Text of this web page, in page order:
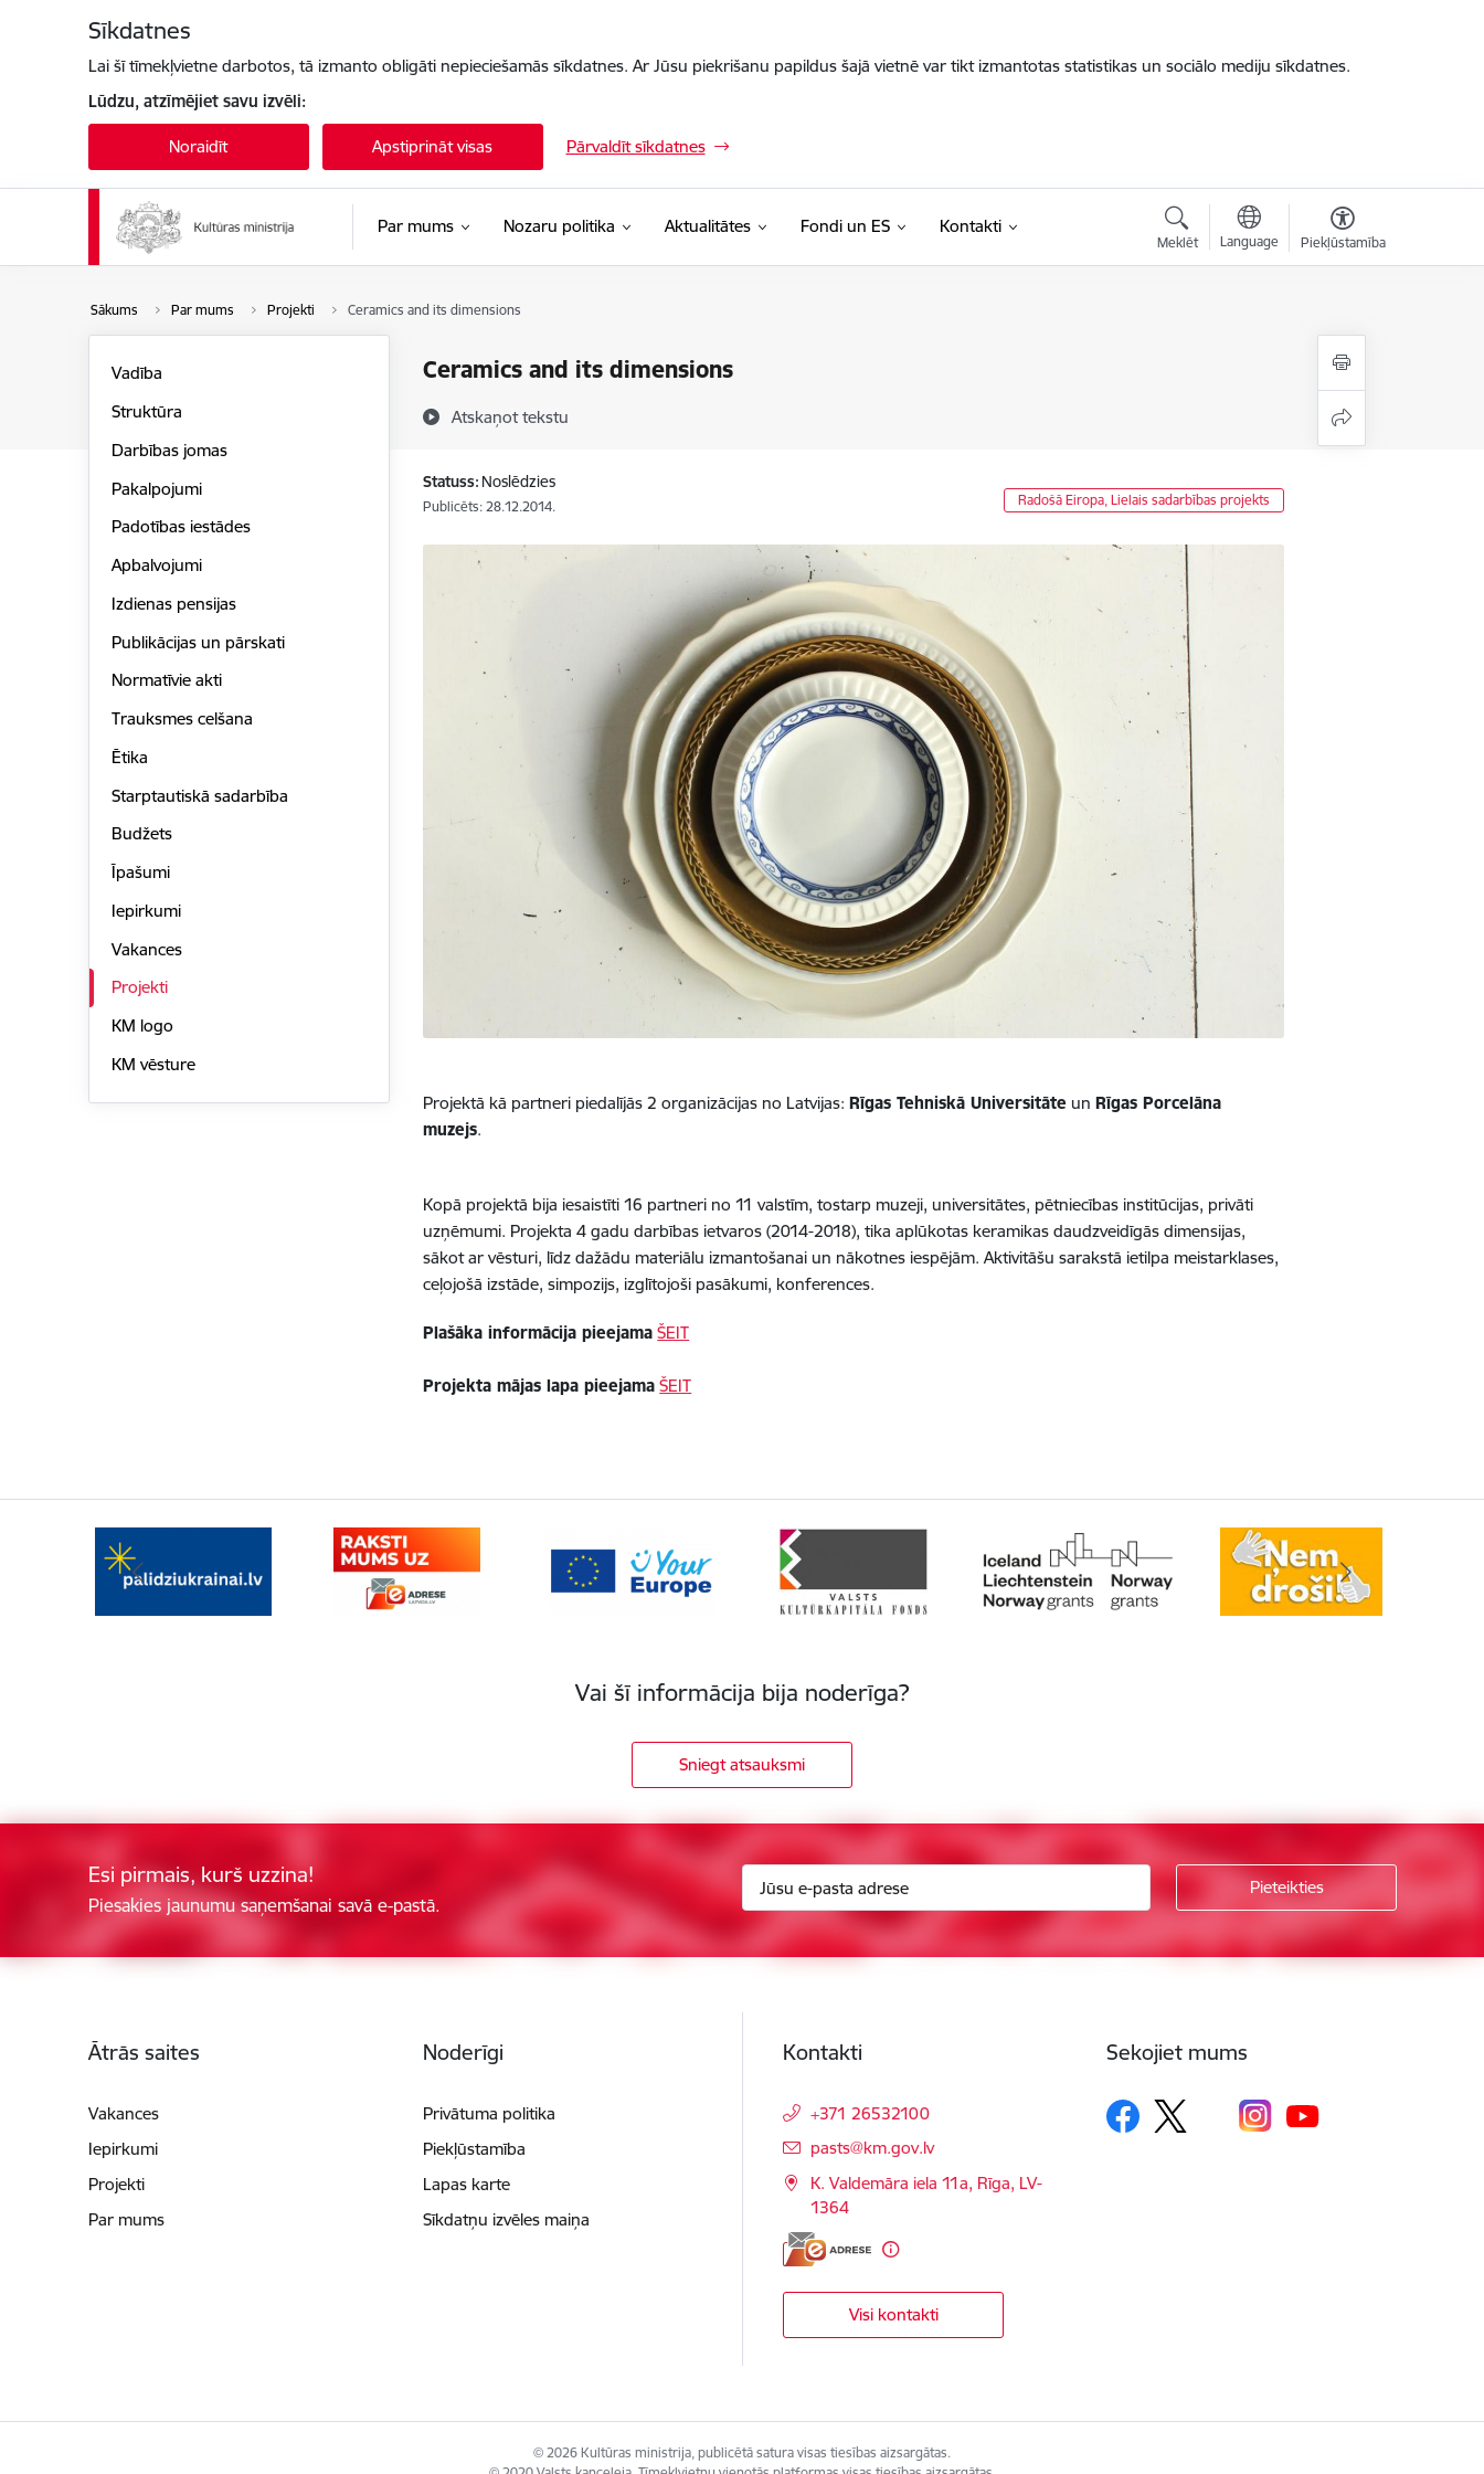
Sīkdatnes
Lai šī tīmekļvietne darbotos, tā izmanto obligāti nepieciešamās sīkdatnes. Ar Jūsu piekrišanu papildus šajā vietnē var tikt izmantotas statistikas un sociālo mediju sīkdatnes.
Lūdzu, atzīmējiet savu izvēli:
Noraidīt Apstiprināt visas Pārvaldīt sīkdatnes
Par mums Nozaru politika Aktualitātes Fondi un ES Kontakti
Meklēt Language Piekļūstamība
Sākums Par mums Projekti Ceramics and its dimensions
Ceramics and its dimensions
Atskaņot tekstu
Vadība
Struktūra
Darbības jomas
Pakalpojumi
Padotības iestādes
Apbalvojumi
Izdienas pensijas
Publikācijas un pārskati
Normatīvie akti
Trauksmes celšana
Ētika
Starptautiskā sadarbība
Budžets
Īpašumi
Iepirkumi
Vakances
Projekti
KM logo
KM vēsture
Statuss: Noslēdzies
Publicēts: 28.12.2014. Radošā Eiropa, Lielais sadarbības projekts
Projektā kā partneri piedalījās 2 organizācijas no Latvijas:Rīgas Tehniskā Universitāte unRīgas Porcelāna
muzejs.
Kopā projektā bija iesaistīti 16 partneri no 11 valstīm, tostarp muzeji, universitātes, pētniecības institūcijas, privāti
uzņēmumi. Projekta 4 gadu darbības ietvaros (2014-2018), tika aplūkotas keramikas daudzveidīgās dimensijas,
sākot ar vēsturi, līdz dažādu materiālu izmantošanai un nākotnes iespējām. Aktivitāšu sarakstā ietilpa meistarklases,
ceļojošā izstāde, simpozijs, izglītojoši pasākumi, konferences.
Plašāka informācija pieejama ŠEIT
Projekta mājas lapa pieejama ŠEIT
Vai šī informācija bija noderīga?
Sniegt atsauksmi
Esi pirmais, kurš uzzina!
Piesakies jaunumu saņemšanai savā e-pastā.
Ātrās saites
Vakances
Iepirkumi
Projekti
Par mums
Noderīgi
Privātuma politika
Piekļūstamība
Lapas karte
Sīkdatņu izvēles maiņa
Kontakti
+371 26532100
E-pasts:
pasts@km.gov.lv
K. Valdemāra iela 11a, Rīga, LV-
1364
Visi kontakti
Sekojiet mums
© 2026 Kultūras ministrija, publicētā satura visas tiesības aizsargātas.